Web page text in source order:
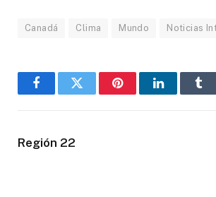
Canadá Clima Mundo Noticias
FacebookTwitter PinterestLinkedIn
Región 22